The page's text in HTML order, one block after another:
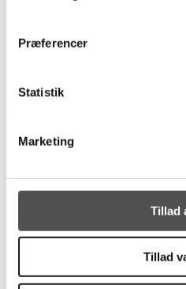
Præferencer
Statistik
Marketing
Tillad
Tillad
“Det er min første sæson som træner,
komme i gang. Jeg står i spidsen for 2.
håndboldverdenen og i klubben – efter
divisionsholdet var trænergerningen
Når kroppen engang er klar til det, så
med drengene også.”
“Vi går en spændende, men også svær
vigtigste mål bliver at undgå
efter jul. Ender vi som nummer 4
holdene fra samme placering i den
division. Men lykkes det os at spille os